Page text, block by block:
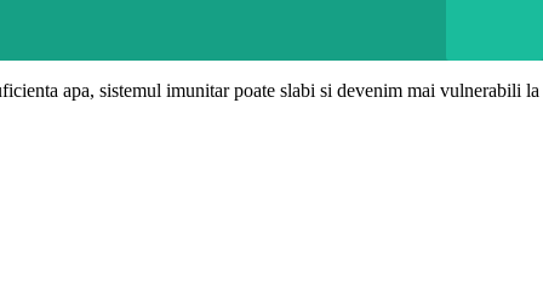
apa, sistemul imunitar poate slabi si devenim mai vulnerabili la